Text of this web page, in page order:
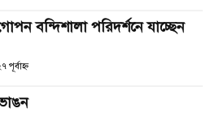
বন্দিশালা পরিদর্শনে যাচ্ছেন